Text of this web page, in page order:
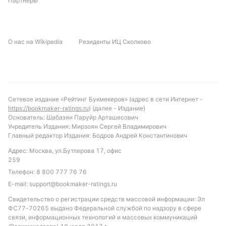
С учётом текущей формы и статистики, можно
стремление обеих команд к победе.
голов за игру и атакующий потенциал обеих
сборных. Такой подход позволит получить
оптимальное сочетание риска и потенциальной
прибыли.
Обновлено:
Автор
Михаил Кузнецов
О нас на Wikipedia Резиденты ИЦ Сколково
Сетевое издание «Рейтинг Букмекеров» (адрес в сети Интернет -
https://bookmaker-ratings.ru) (далее - Издание)
Основатель: Шабазян Паруйр Арташесович
Учредитель Издания: Мирзоян Сергей Владимирович
Главный редактор Издания: Бодров Андрей Константинович
Адрес: Москва, ул.Бутлерова 17, офис
259
Телефон: 8 800 777 76 76
E-mail: support@bookmaker-ratings.ru
Свидетельство о регистрации средств массовой информации: Эл
ФС77-70265 выдано Федеральной службой по надзору в сфере
связи, информационных технологий и массовых коммуникаций